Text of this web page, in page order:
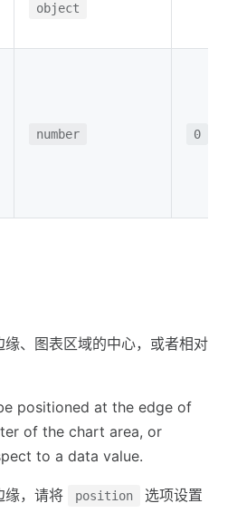
object
number 0
、图表区域的中心，或者相对
positioned at the edge of
of the chart area, or
to a data value.
缘，请将 position
选项设置